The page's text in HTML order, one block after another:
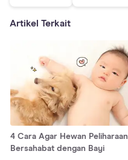
Artikel Terkait
4 Cara Agar Hewan Peliharaan
Bersahabat dengan Bayi